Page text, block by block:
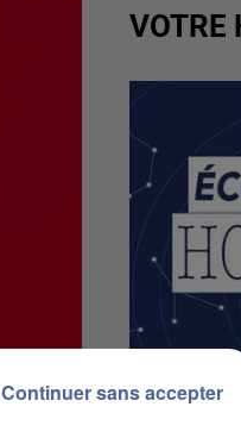
VOTRE
Continuer sans accepter